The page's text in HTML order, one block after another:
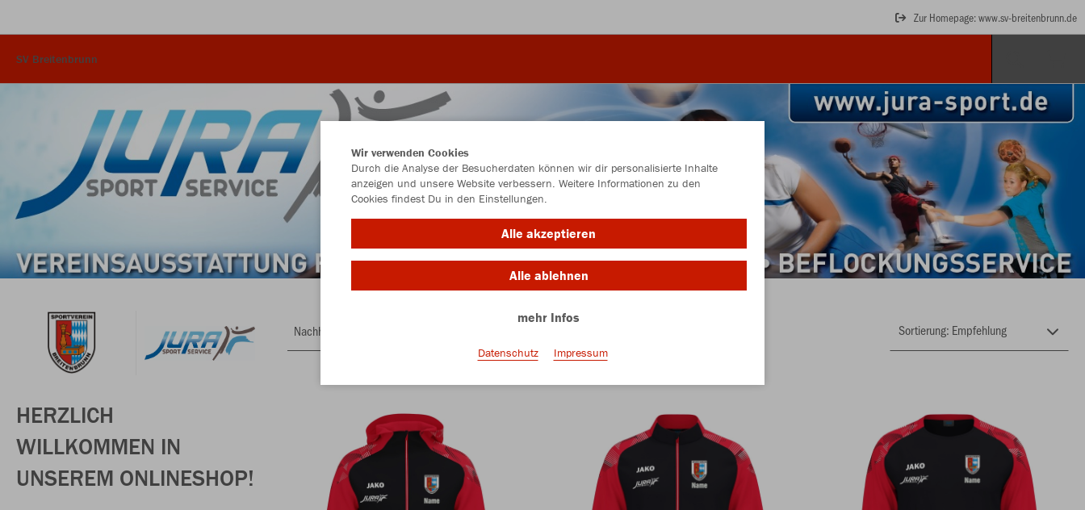
Zur Homepage: www.sv-breitenbrunn.de
SV Breitenbrunn
HERZLICH
WILLKOMMEN IN
UNSEREM ONLINESHOP!
Nachhaltig
Wir verwenden Cookies
Durch die Analyse der Besucherdaten können wir dir personalisierte Inhalte
anzeigen und unsere Website verbessern. Weitere Informationen zu den
Cookies findest Du in den Einstellungen.
Alle akzeptieren
Alle ablehnen
mehr Infos
Datenschutz Impressum